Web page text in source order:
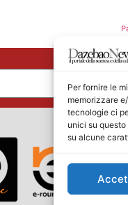
Per fornire le
memorizzare
tecnologie ci
unici su
su alcune